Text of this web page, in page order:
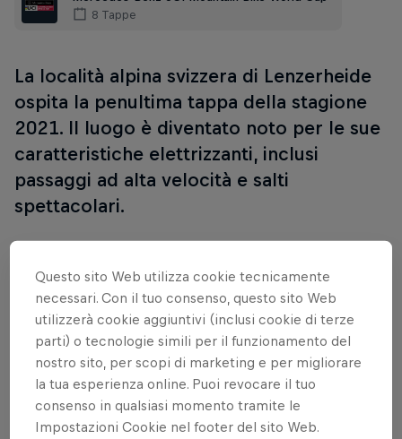
8 Tappe
La località alpina svizzera di Lenzerheide
ospita la penultima tappa della stagione
2021. Il luogo è diventato noto per le sue
caratteristiche elettrizzanti, inclusi
passaggi ad alta velocità e salti
spettacolari.
Questo sito Web utilizza cookie tecnicamente
necessari. Con il tuo consenso, questo sito Web
utilizzerà cookie aggiuntivi (inclusi cookie di terze
parti) o tecnologie simili per il funzionamento del
nostro sito, per scopi di marketing e per migliorare
la tua esperienza online. Puoi revocare il tuo
consenso in qualsiasi momento tramite le
Impostazioni Cookie nel footer del sito Web.